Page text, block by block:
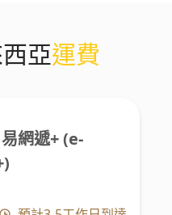
亞運費
網遞+ (e-